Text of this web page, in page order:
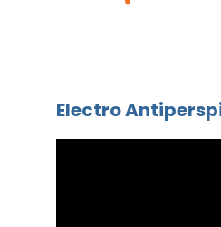
Electro